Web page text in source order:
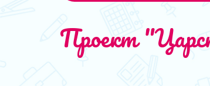
Проект